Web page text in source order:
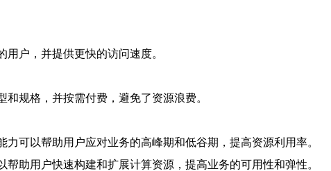
户，并提供更快的访问速度。
规格，并按需付费，避免了资源浪费。
可以帮助用户应对业务的高峰期和低谷期，提高资源利用率。
助用户快速构建和扩展计算资源，提高业务的可用性和弹性。